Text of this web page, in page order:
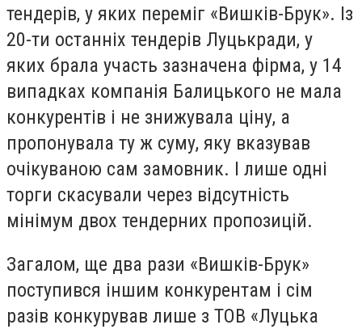
тендерів, у яких переміг «Вишків-Брук». Із
20-ти останніх тендерів Луцькради, у
яких брала участь зазначена фірма, у 14
випадках компанія Балицького не мала
конкурентів і не знижувала ціну, а
пропонувала ту ж суму, яку вказував
очікуваною сам замовник. І лише одні
торги скасували через відсутність
мінімум двох тендерних пропозицій.
Загалом, ще два рази «Вишків-Брук»
поступився іншим конкурентам і сім
разів конкурував лише з ТОВ «Луцька